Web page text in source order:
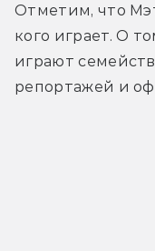
Отметим, что
кого играет. О
играют
репортажей и